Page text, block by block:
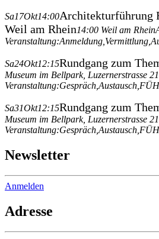
Sa17Okt14:00Architekturführung
Weil am Rhein14:00 Weil am Rhein
Veranstaltung:Anmeldung, Vermittlung,
Sa24Okt12:15Rundgang zum
Museum im Bellpark, Luzernerstrasse
Veranstaltung:Gespräch, Austausch,
Sa31Okt12:15Rundgang zum
Museum im Bellpark, Luzernerstrasse
Veranstaltung:Gespräch, Austausch,
Newsletter
Anmelden
Adresse